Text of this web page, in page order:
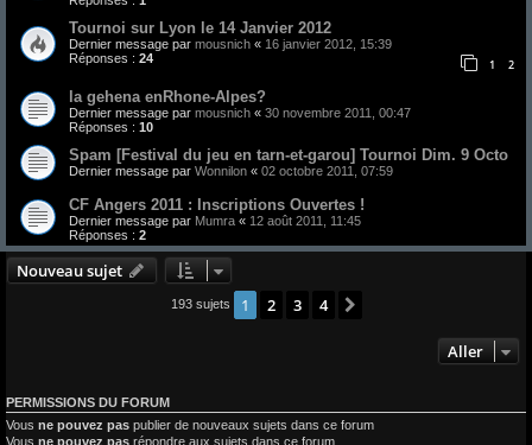
Tournoi sur Lyon le 14 Janvier 2012
Dernier message par mousnich « 16 janvier 2012, 15:39
Réponses : 24 1 2
la gehena enRhone-Alpes?
Dernier message par mousnich « 30 novembre 2011, 00:47
Réponses : 10
Spam [Festival du jeu en tarn-et-garou] Tournoi Dim. 9 Octo
Dernier message par Wonnilon « 02 octobre 2011, 07:59
CF Angers 2011 : Inscriptions Ouvertes !
Dernier message par Mumra « 12 août 2011, 11:45
Réponses : 2
Nouveau sujet
193 sujets 1 2 3 4
Aller
PERMISSIONS DU FORUM
Vous ne pouvez pas publier de nouveaux sujets dans ce forum
Vous ne pouvez pas répondre aux sujets dans ce forum